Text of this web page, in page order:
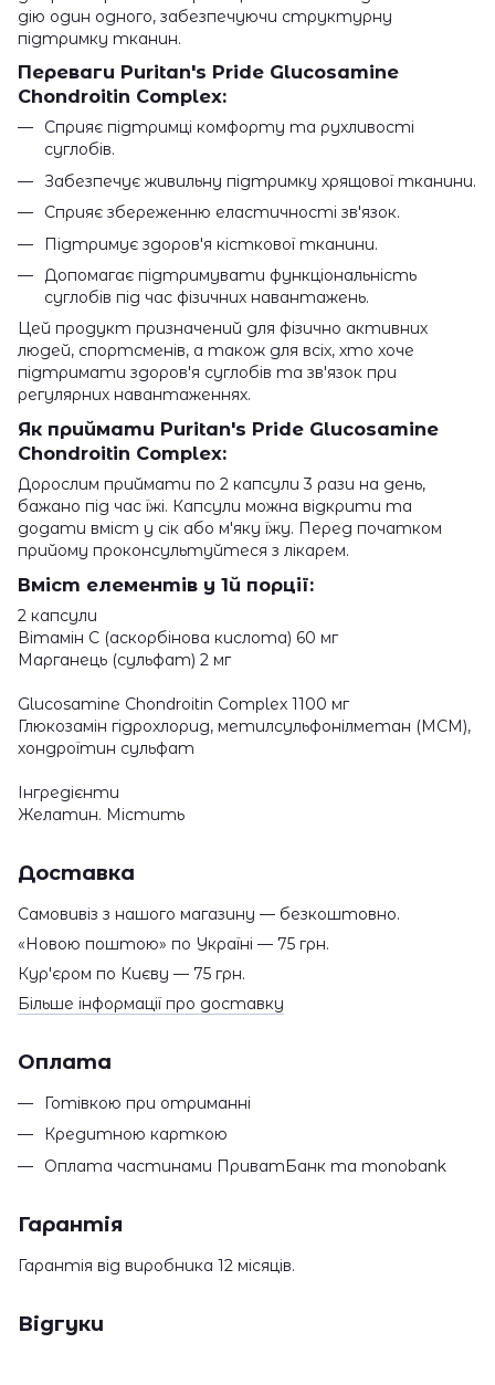
дію один одного, забезпечуючи структурну
підтримку тканин.
Переваги Puritan's Pride Glucosamine
Chondroitin Complex:
Сприяє підтримці комфорту та рухливості
суглобів.
Забезпечує живильну підтримку хрящової тканини.
Сприяє збереженню еластичності зв'язок.
Підтримує здоров'я кісткової тканини.
Допомагає підтримувати функціональність
суглобів під час фізичних навантажень.
Цей продукт призначений для фізично активних
людей, спортсменів, а також для всіх, хто хоче
підтримати здоров'я суглобів та зв'язок при
регулярних навантаженнях.
Як приймати Puritan's Pride Glucosamine
Chondroitin Complex:
Дорослим приймати по 2 капсули 3 рази на день,
бажано під час їжі. Капсули можна відкрити та
додати вміст у сік або м'яку їжу. Перед початком
прийому проконсультуйтеся з лікарем.
Вміст елементів у 1й порції:
2 капсули
Вітамін С (аскорбінова кислота) 60 мг
Марганець (сульфат) 2 мг
Glucosamine Chondroitin Complex 1100 мг
Глюкозамін гідрохлорид, метилсульфонілметан (МСМ),
хондроїтин сульфат
Інгредієнти
Желатин. Містить
Доставка
Самовивіз з нашого магазину — безкоштовно.
«Новою поштою» по Україні — 75 грн.
Кур'єром по Києву — 75 грн.
Більше інформації про доставку
Оплата
Готівкою при отриманні
Кредитною карткою
Оплата частинами ПриватБанк та monobank
Гарантія
Гарантія від виробника 12 місяців.
Відгуки